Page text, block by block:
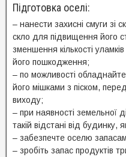
Підготовка оселі:
– нанести захисні смуги зі
скло для підвищення його
зменшення кількості
його пошкодження;
– по можливості обладнайте
його мішками з піском,
виходу;
– при наявності земельної
такій відстані від будинку,
– забезпечте оселю
– зробіть запас продуктів